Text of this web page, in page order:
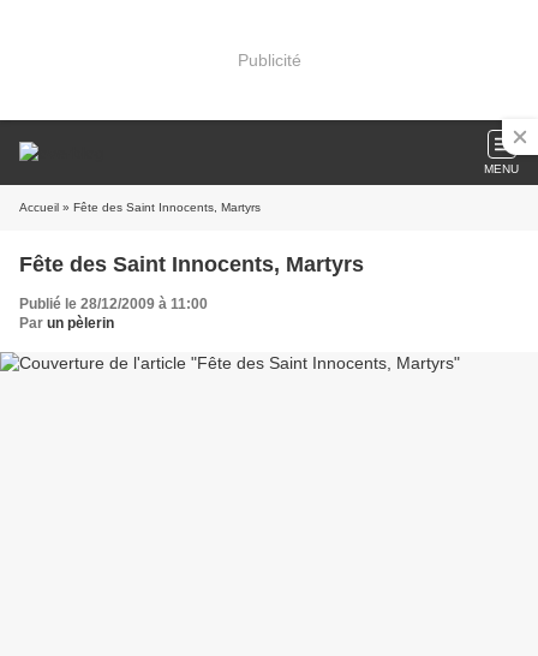
Publicité
MENU
Accueil » Fête des Saint Innocents, Martyrs
Fête des Saint Innocents, Martyrs
Publié le 28/12/2009 à 11:00
Par un pèlerin